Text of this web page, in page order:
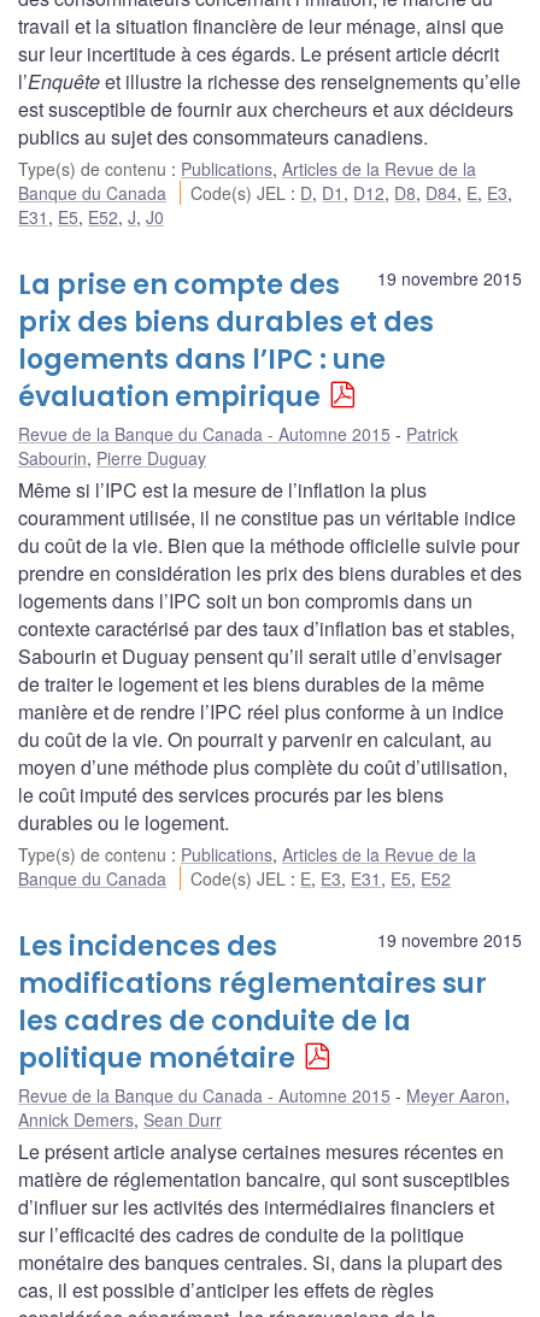
travail et la situation financière de leur ménage, ainsi que
sur leur incertitude à ces égards. Le présent article décrit
l’Enquêteet illustre la richesse des renseignements qu’elle
est susceptible de fournir aux chercheurs et aux décideurs
publics au sujet des consommateurs canadiens.
Type(s) de contenu : Publications, Articles de la Revue de la
Banque du Canada
Code(s) JEL : D, D1 , D12, D8, D84, E, E3,
E31 , E5, E52, J, J0
19 novembre 2015
La prise en compte des
prix des biens durables et des
logements dans l’IPC : une
évaluation empirique
Revue de la Banque du Canada - Automne 2015
Patrick
Sabourin, Pierre Duguay
Même si l’IPC est la mesure de l’inflation la plus
couramment utilisée, il ne constitue pas un véritable indice
du coût de la vie. Bien que la méthode officielle suivie pour
prendre en considération les prix des biens durables et des
logements dans l’IPC soit un bon compromis dans un
contexte caractérisé par des taux d’inflation bas et stables,
Sabourin et Duguay pensent qu’il serait utile d’envisager
de traiter le logement et les biens durables de la même
manière et de rendre l’IPC réel plus conforme à un indice
du coût de la vie. On pourrait y parvenir en calculant, au
moyen d’une méthode plus complète du coût d’utilisation,
le coût imputé des services procurés par les biens
durables ou le logement.
Type(s) de contenu : Publications, Articles de la Revue de la
Banque du Canada
Code(s) JEL : E, E3, E31 , E5, E52
19 novembre 2015
Les incidences des
modifications réglementaires sur
les cadres de conduite de la
politique monétaire
Revue de la Banque du Canada - Automne 2015 Meyer Aaron,
Annick Demers, Sean Durr
Le présent article analyse certaines mesures récentes en
matière de réglementation bancaire, qui sont susceptibles
d’influer sur les activités des intermédiaires financiers et
sur l’efficacité des cadres de conduite de la politique
monétaire des banques centrales. Si, dans la plupart des
cas, il est possible d’anticiper les effets de règles